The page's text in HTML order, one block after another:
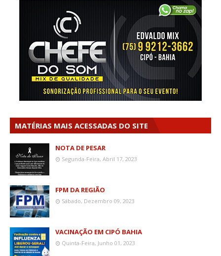
MATÉRIAS MAIS ACESSADAS DO SITE
NOTA DE PESAR
Segunda-Feira, Abril 17, 2023
FPM DA REGIÃO
Sábado, Dezembro 09, 2023
VACINAÇÃO EM CIPÓ BAHIA
Quinta-Feira, Junho 01, 2023